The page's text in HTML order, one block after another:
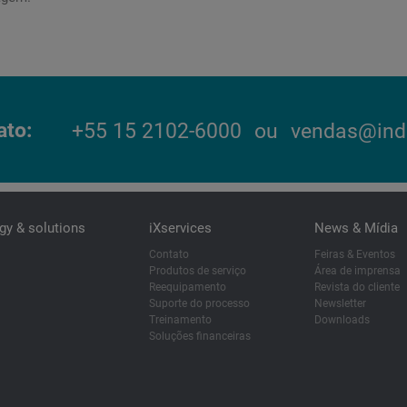
+55 15 2102-6000 ou
& solutions iXservices
Contato
Produtos de serviço
Reequipamento
Suporte do processo
Treinamento
Soluções financeiras
News & Mídia
Feiras & Eventos
Área de imprensa
Revista do cliente
Newsletter
Downloads